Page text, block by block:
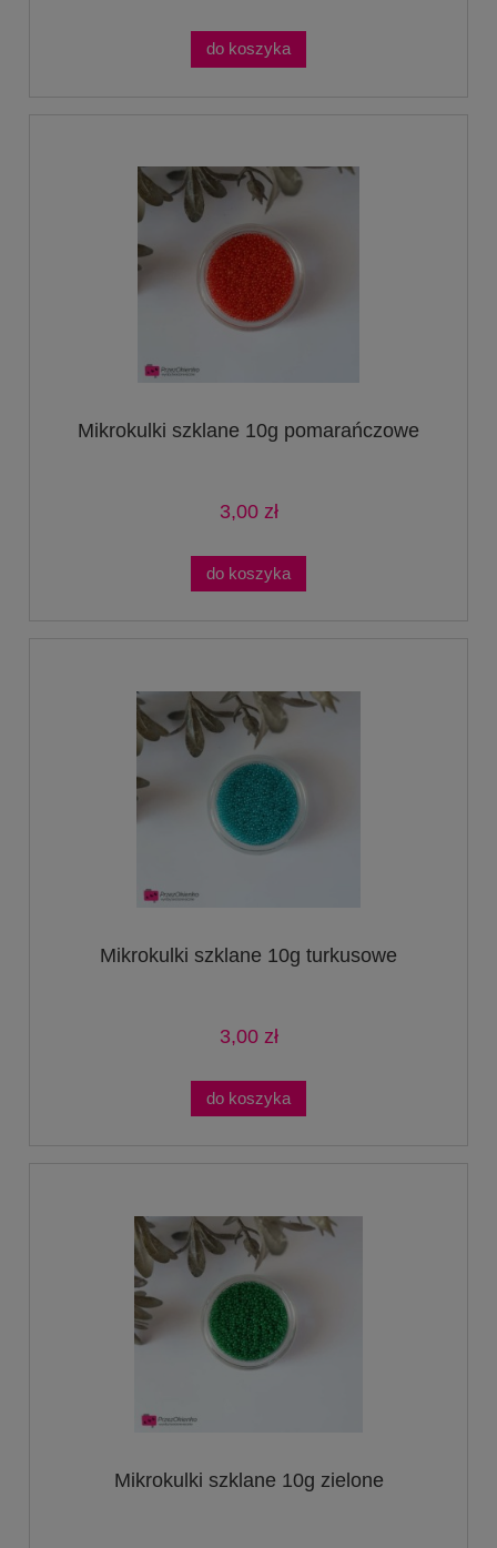
do koszyka
Mikrokulki szklane 10g pomarańczowe
3,00 zł
do koszyka
Mikrokulki szklane 10g turkusowe
3,00 zł
do koszyka
Mikrokulki szklane 10g zielone